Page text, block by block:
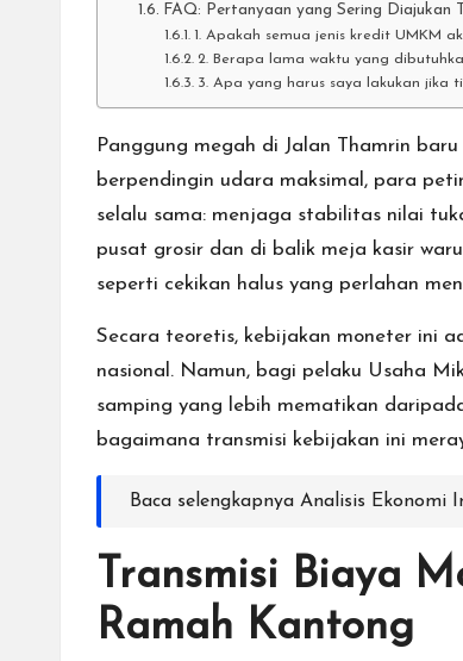
FAQ: Pertanyaan yang Sering Diajukan
1. Apakah semua jenis kredit UMKM
2. Berapa lama waktu yang
3. Apa yang harus saya lakukan jika
Panggung megah di Jalan Thamrin
berpendingin udara maksimal, para
selalu sama: menjaga stabilitas nilai
pusat grosir dan di balik meja kasir
seperti cekikan halus yang perlahan
Secara teoretis, kebijakan moneter ini
nasional. Namun, bagi pelaku Usaha
samping yang lebih mematikan
bagaimana transmisi kebijakan ini
Baca selengkapnya Analisis Ekonomi
Transmisi Biaya
Ramah Kantong